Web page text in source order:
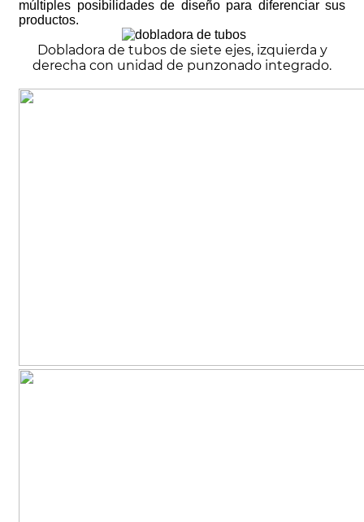
múltiples posibilidades de diseño para diferenciar sus
productos.
Dobladora de tubos de siete ejes, izquierda y
derecha con unidad de punzonado integrado.